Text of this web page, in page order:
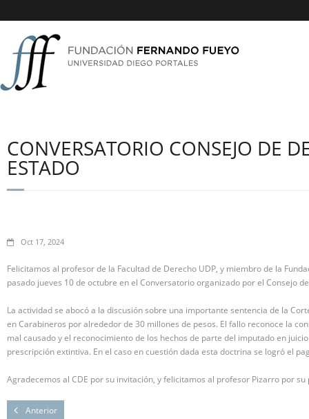
CONVERSATORIO CONSEJO DE
ESTADO
Oct 17, 2024
Felicitamos al profesor de la Facultad de Derecho UDP, y miembro de la
pasado jueves 10 de octubre en el Conversatorio organizado por el Consejo
La actividad se abocó a la discusión sobre una importante sentencia de la
en Carabineros por alrededor de 30 millones de pesos. El fallo reconoce la
mal causado y el reconocimiento de los hechos de parte del imputado en
prescripción extintiva. En el caso en cuestión dada esta doctrina se logró el
Agradecemos al CDE por su invitación, y felicitamos al profesor Pizarro por
Anterior